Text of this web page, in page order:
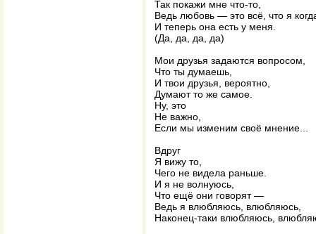
Так покажи мне что-то,
Ведь любовь — это всё, что я
И теперь она есть у меня.
(Да, да, да, да)
Мои друзья задаются вопросом,
Что ты думаешь,
И твои друзья, вероятно,
Думают то же самое.
Ну, это
Не важно,
Если мы изменим своё мнение...
Вдруг
Я вижу то,
Чего не видела раньше.
И я не волнуюсь,
Что ещё они говорят —
Ведь я влюбляюсь, влюбляюсь,
Наконец-таки влюбляюсь,